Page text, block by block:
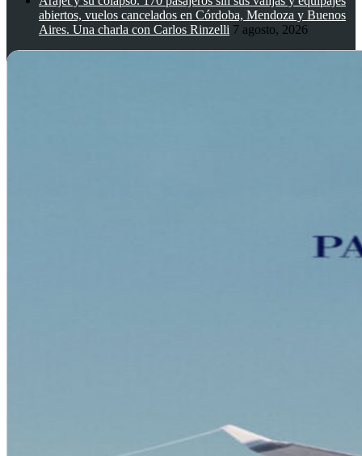
abiertos, vuelos cancelados en Córdoba, Mendoza y Buenos
Aires. Una charla con Carlos Rinzelli 7 agosto, 2026